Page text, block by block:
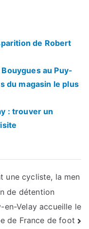
de Robert
au Puy-
du magasin le plus
: trouver un
une cycliste, la men
de détention
en-Velay accueille le
de France de foot